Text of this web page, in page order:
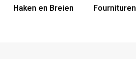
Haken en Breien Fournituren